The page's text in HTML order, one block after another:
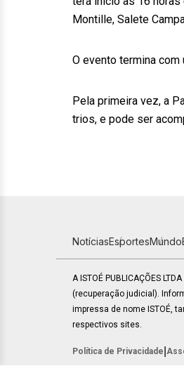
Montille, Salete
O evento termina com
Pela primeira vez, a
trios, e pode ser
NotíciasEsportesMundo
A ISTOÉ PUBLICAÇÕES
(recuperação judicial).
impressa de nome ISTOÉ,
respectivos sites.
Política de Privacidade